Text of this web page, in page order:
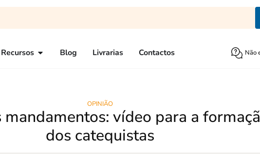
Recursos Blog Livrarias Contactos Não
OPINIÃO
mandamentos: vídeo para a
dos catequistas